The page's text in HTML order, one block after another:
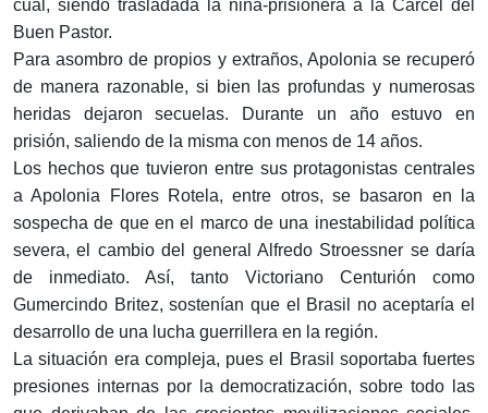
cual, siendo trasladada la niña-prisionera a la Cárcel del
Buen Pastor.
Para asombro de propios y extraños, Apolonia se recuperó
de manera razonable, si bien las profundas y numerosas
heridas dejaron secuelas. Durante un año estuvo en
prisión, saliendo de la misma con menos de 14 años.
Los hechos que tuvieron entre sus protagonistas centrales
a Apolonia Flores Rotela, entre otros, se basaron en la
sospecha de que en el marco de una inestabilidad política
severa, el cambio del general Alfredo Stroessner se daría
de inmediato. Así, tanto Victoriano Centurión como
Gumercindo Britez, sostenían que el Brasil no aceptaría el
desarrollo de una lucha guerrillera en la región.
La situación era compleja, pues el Brasil soportaba fuertes
presiones internas por la democratización, sobre todo las